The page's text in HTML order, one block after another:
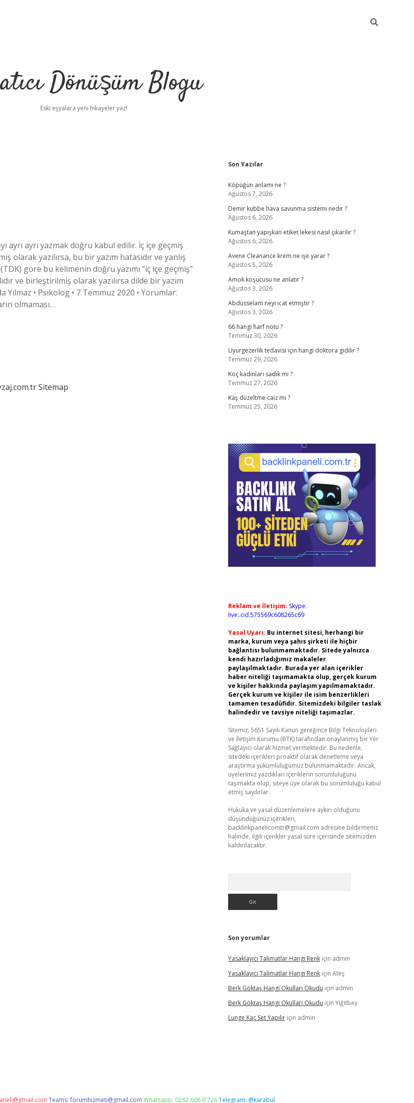
Dönüşüm Blogu
Eski eşyalara yeni hikayeler yaz!
ayrı ayrı yazmak doğru kabul edilir. İç içe geçmiş
olarak yazılırsa, bu bir yazım hatasıdır ve yanlış
göre bu kelimenin doğru yazımı “iç içe geçmiş”
ve birleştirilmiş olarak yazılırsa dilde bir yazım
Yılmaz • Psikolog • 7 Temmuz 2020 • Yorumlar:
olmaması…
Sitemap
Sidebar
Son Yazılar
Köpüğün anlamı ne ?
Ağustos 7, 2026
Demir kubbe hava savunma sistemi nedir ?
Ağustos 6, 2026
Kumaştan yapışkan etiket lekesi nasıl çıkarılır ?
Ağustos 6, 2026
Avene Cleanance krem ne işe yarar ?
Ağustos 5, 2026
Amok koşucusu ne anlatır ?
Ağustos 3, 2026
Abdüsselam neyi icat etmiştir ?
Ağustos 3, 2026
66 hangi harf notu ?
Temmuz 30, 2026
Uyurgezerlik tedavisi için hangi doktora gidilir ?
Temmuz 29, 2026
Koç kadınları sadık mı ?
Temmuz 27, 2026
Kaş düzeltme caiz mi ?
Temmuz 25, 2026
Reklam ve İletişim: Skype:
live:.cid.575569c608265c69
Yasal Uyarı: Bu internet sitesi, herhangi bir
marka, kurum veya şahıs şirketi ile hiçbir
bağlantısı bulunmamaktadır. Sitede yalnızca
kendi hazırladığımız makaleler
paylaşılmaktadır. Burada yer alan içerikler
haber niteliği taşımamakta olup, gerçek kurum
ve kişiler hakkında paylaşım yapılmamaktadır.
Gerçek kurum ve kişiler ile isim benzerlikleri
tamamen tesadüfidir. Sitemizdeki bilgiler taslak
halindedir ve tavsiye niteliği taşımazlar.
Sitemiz, 5651 Sayılı Kanun gereğince Bilgi Teknolojileri
ve İletişim Kurumu (BTK) tarafından onaylanmış bir Yer
Sağlayıcı olarak hizmet vermektedir. Bu nedenle,
sitedeki içerikleri proaktif olarak denetleme veya
araştırma yükümlülüğümüz bulunmamaktadır. Ancak,
üyelerimiz yazdıkları içeriklerin sorumluluğunu
taşımakta olup, siteye üye olarak bu sorumluluğu kabul
etmiş sayılırlar.
Hukuka ve yasal düzenlemelere aykırı olduğunu
düşündüğünüz içerikleri,
backlinkpanelicomtr@gmail.com adresine bildirmeniz
halinde, ilgili içerikler yasal süre içerisinde sitemizden
kaldırılacaktır.
Son yorumlar
Yasaklayıcı Talimatlar Hangi Renkiçin admin
Yasaklayıcı Talimatlar Hangi Renkiçin Ateş
Berk Göktaş Hangi Okulları Okudu için admin
Berk Göktaş Hangi Okulları Okudu için Yiğitbey
Lunge Kaç Set Yapılıriçin admin
Teams:forumhizmeti@gmail.com Whatsapp: 0262 606 0 726Telegram: @karabul